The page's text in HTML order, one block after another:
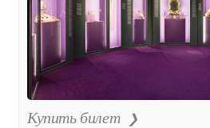
Купить билет